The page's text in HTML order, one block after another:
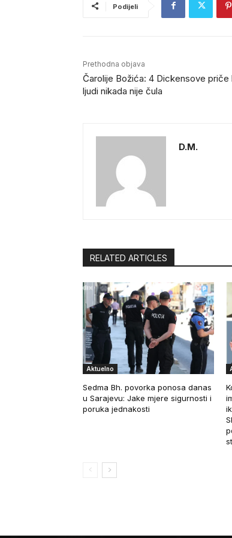
Podijeli
Prethodna objava
Čarolije Božića: 4 Dickensove priče
ljudi nikada nije čula
D.M.
RELATED ARTICLES
Aktuelno
Sedma Bh. povorka ponosa danas
u Sarajevu: Jake mjere sigurnosti i
poruka jednakosti